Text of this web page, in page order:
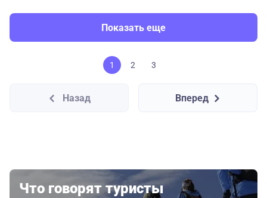
Показать еще
1 2 3
Назад Вперед
Что говорят туристы